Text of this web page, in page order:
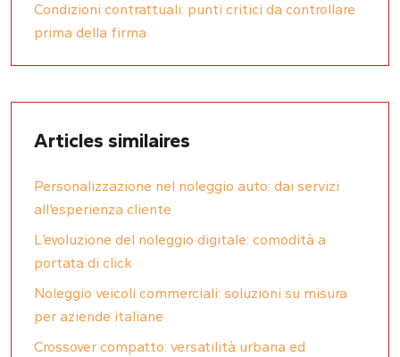
Condizioni contrattuali: punti critici da controllare
prima della firma
Articles similaires
Personalizzazione nel noleggio auto: dai servizi
all’esperienza cliente
L’evoluzione del noleggio digitale: comodità a
portata di click
Noleggio veicoli commerciali: soluzioni su misura
per aziende italiane
Crossover compatto: versatilità urbana ed